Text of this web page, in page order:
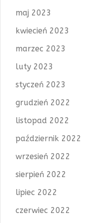
maj 2023
kwiecień 2023
marzec 2023
luty 2023
styczeń 2023
grudzień 2022
listopad 2022
październik 2022
wrzesień 2022
sierpień 2022
lipiec 2022
czerwiec 2022